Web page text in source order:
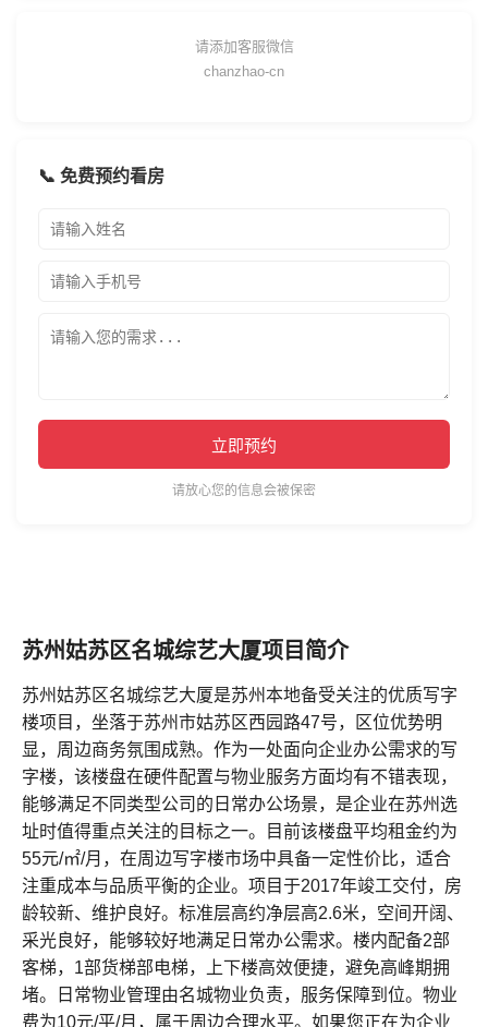
请添加客服微信
chanzhao-cn
📞 免费预约看房
立即预约
请放心您的信息会被保密
苏州姑苏区名城综艺大厦项目简介
苏州姑苏区名城综艺大厦是苏州本地备受关注的优质写字
楼项目，坐落于苏州市姑苏区西园路47号，区位优势明
显，周边商务氛围成熟。作为一处面向企业办公需求的写
字楼，该楼盘在硬件配置与物业服务方面均有不错表现，
能够满足不同类型公司的日常办公场景，是企业在苏州选
址时值得重点关注的目标之一。目前该楼盘平均租金约为
55元/㎡/月，在周边写字楼市场中具备一定性价比，适合
注重成本与品质平衡的企业。项目于2017年竣工交付，房
龄较新、维护良好。标准层高约净层高2.6米，空间开阔、
采光良好，能够较好地满足日常办公需求。楼内配备2部
客梯，1部货梯部电梯，上下楼高效便捷，避免高峰期拥
堵。日常物业管理由名城物业负责，服务保障到位。物业
费为10元/平/月，属于周边合理水平。如果您正在为企业